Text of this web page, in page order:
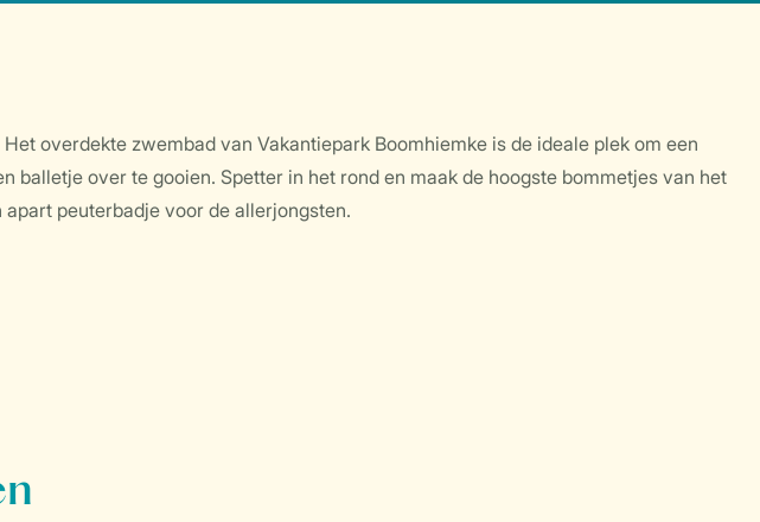
overdekte zwembad van Vakantiepark Boomhiemke is de ideale plek om een
balletje over te gooien. Spetter in het rond en maak de hoogste bommetjes van het
peuterbadje voor de allerjongsten.